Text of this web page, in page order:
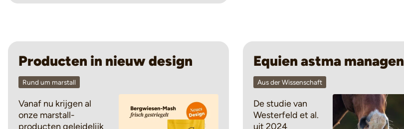
Producten in nieuw design
Rund um marstall
Vanaf nu krijgen al
onze marstall-
producten geleidelijk
Equien astma managen
Aus der Wissenschaft
De studie van
Westerfeld et al.
uit 2024